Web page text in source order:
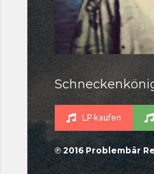
LP kaufen
℗ 2016 Problembär